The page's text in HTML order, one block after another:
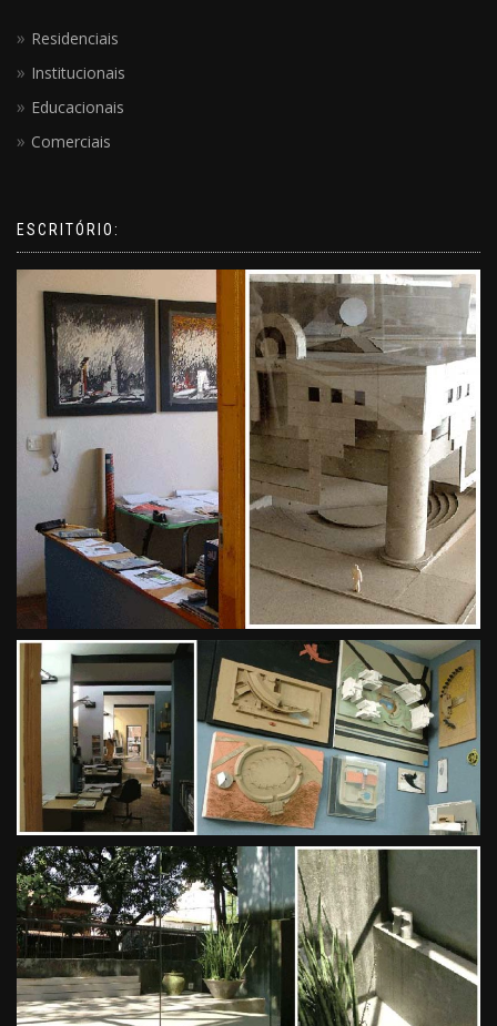
Residenciais
Institucionais
Educacionais
Comerciais
ESCRITÓRIO: